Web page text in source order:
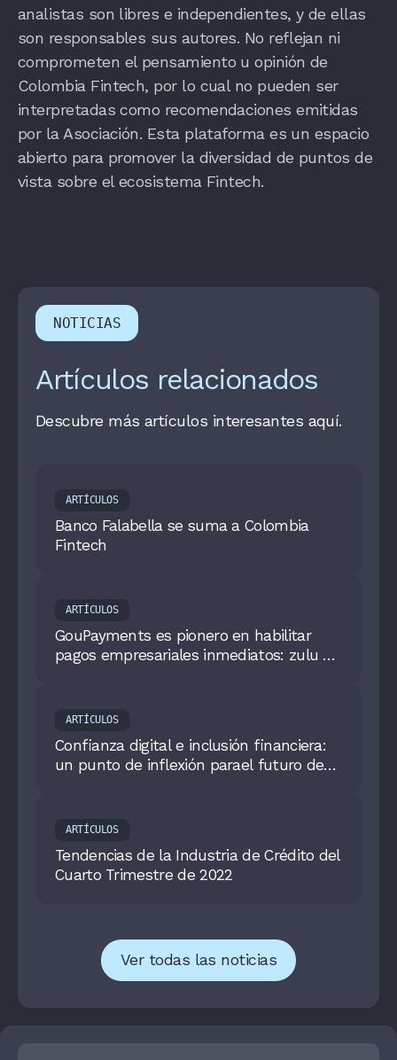
analistas son libres e independientes, y de ellas
son responsables sus autores. No reflejan ni
comprometen el pensamiento u opinión de
Colombia Fintech, por lo cual no pueden ser
interpretadas como recomendaciones emitidas
por la Asociación. Esta plataforma es un espacio
abierto para promover la diversidad de puntos de
vista sobre el ecosistema Fintech.
NOTICIAS
Artículos relacionados
Descubre más artículos interesantes aquí.
ARTÍCULOS
Banco Falabella se suma a Colombia
Fintech
ARTÍCULOS
GouPayments es pionero en habilitar
pagos empresariales inmediatos: zulu se
Casa de Bolsa
ARTÍCULOS
Confianza digital e inclusión financiera:
un punto de inflexión parael futuro de
ARTÍCULOS
Tendencias de la Industria de Crédito del
Cuarto Trimestre de 2022
Ver todas las noticias